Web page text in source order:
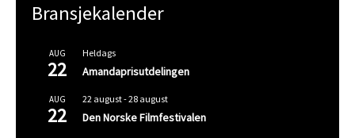
Bransjekalender
AUG
22
Heldags
Amandaprisutdelingen
AUG
22
22 august-28 august
Den Norske Filmfestivalen